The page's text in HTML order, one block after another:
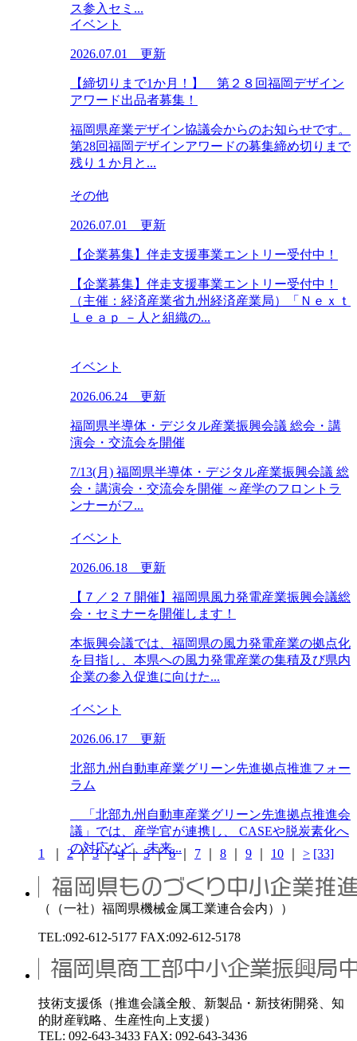
ス参入セミ...
イベント
2026.07.01 更新
【締切りまで1か月！】 第２８回福岡デザイン
アワード出品者募集！
福岡県産業デザイン協議会からのお知らせです。
第28回福岡デザインアワードの募集締め切りまで
残り１か月と...
その他
2026.07.01 更新
【企業募集】伴走支援事業エントリー受付中！
【企業募集】伴走支援事業エントリー受付中！
（主催：経済産業省九州経済産業局）「Ｎｅｘｔ
Ｌｅａｐ －人と組織の...
イベント
2026.06.24 更新
福岡県半導体・デジタル産業振興会議 総会・講
演会・交流会を開催
7/13(月) 福岡県半導体・デジタル産業振興会議 総
会・講演会・交流会を開催 ～産学のフロントラ
ンナーがフ...
イベント
2026.06.18 更新
【７／２７開催】福岡県風力発電産業振興会議総
会・セミナーを開催します！
本振興会議では、福岡県の風力発電産業の拠点化
を目指し、本県への風力発電産業の集積及び県内
企業の参入促進に向けた...
イベント
2026.06.17 更新
北部九州自動車産業グリーン先進拠点推進フォー
ラム
「北部九州自動車産業グリーン先進拠点推進会
議」では、産学官が連携し、 CASEや脱炭素化へ
の対応など、未来...
1 2｜3｜4｜5｜6｜ 7 8 9 10 > [33]
（（一社）福岡県機械金属工業連合会内））
TEL:092-612-5177 FAX:092-612-5178
技術支援係（推進会議全般、新製品・新技術開発、知
的財産戦略、生産性向上支援）
TEL: 092-643-3433 FAX: 092-643-3436